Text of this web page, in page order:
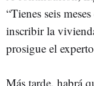
“Tienes seis
inscribir la
prosigue el
Más tarde, habrá